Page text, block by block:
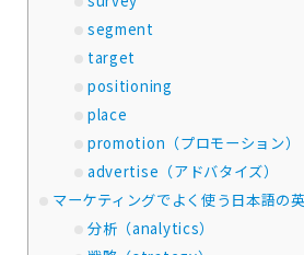
segment
target
positioning
place
promotion（プロモーション）
advertise（アドバタイズ）
マーケティングでよく使う日本語の
分析（analytics）